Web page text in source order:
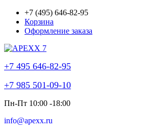
+7 (495) 646-82-95
Корзина
Оформление заказа
+7 495 646-82-95
+7 985 501-09-10
Пн-Пт 10:00 -18:00
info@apexx.ru